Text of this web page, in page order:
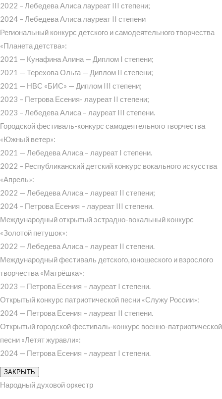
2022 – Лебедева Алиса лауреат III степени;
2024 – Лебедева Алиса лауреат II степени
Региональный конкурс детского и самодеятельного творчества
«Планета детства»:
2021 — Кунафина Алина — Диплом I степени;
2021 — Терехова Ольга — Диплом II степени;
2021 — НВС «БИС» — Диплом III степени;
2023 – Петрова Есения- лауреат II степени;
2023 – Лебедева Алиса – лауреат III степени.
Городской фестиваль-конкурс самодеятельного творчества
«Южный ветер»:
2021 — Лебедева Алиса – лауреат I степени.
2022 – Республиканский детский конкурс вокального искусства
«Апрель»:
2022 — Лебедева Алиса – лауреат II степени;
2024 – Петрова Есения – лауреат III степени.
Международный открытый эстрадно-вокальный конкурс
«Золотой петушок»:
2022 — Лебедева Алиса – лауреат II степени.
Международный фестиваль детского, юношеского и взрослого
творчества «Матрёшка»:
2023 — Петрова Есения – лауреат I степени.
Открытый конкурс патриотической песни «Служу России»:
2024 — Петрова Есения – лауреат II степени.
Открытый городской фестиваль-конкурс военно-патриотической
песни «Летят журавли»:
2024 — Петрова Есения – лауреат I степени.
ЗАКРЫТЬ
Народный духовой оркестр